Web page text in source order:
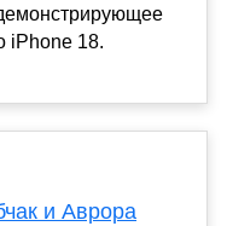
iPhone 18.
и Аврора